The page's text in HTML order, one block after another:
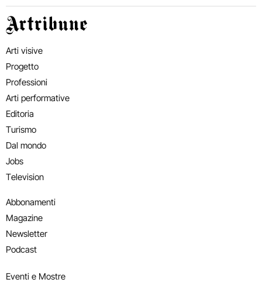
Artribune
Arti visive
Progetto
Professioni
Arti performative
Editoria
Turismo
Dal mondo
Jobs
Television
Abbonamenti
Magazine
Newsletter
Podcast
Eventi e Mostre